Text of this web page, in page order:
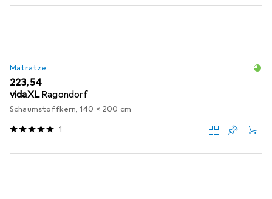
Matratze
EUR
223,54
vidaXL Ragondorf
Schaumstoffkern, 140 x 200 cm
1